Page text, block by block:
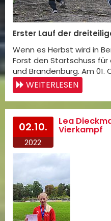
Erster Lauf der
Wenn es Herbst wird in
Forst den Startschuss für
und Brandenburg. Am 01.
WEITERLESEN
02.10.
2022
Lea
Vierkampf